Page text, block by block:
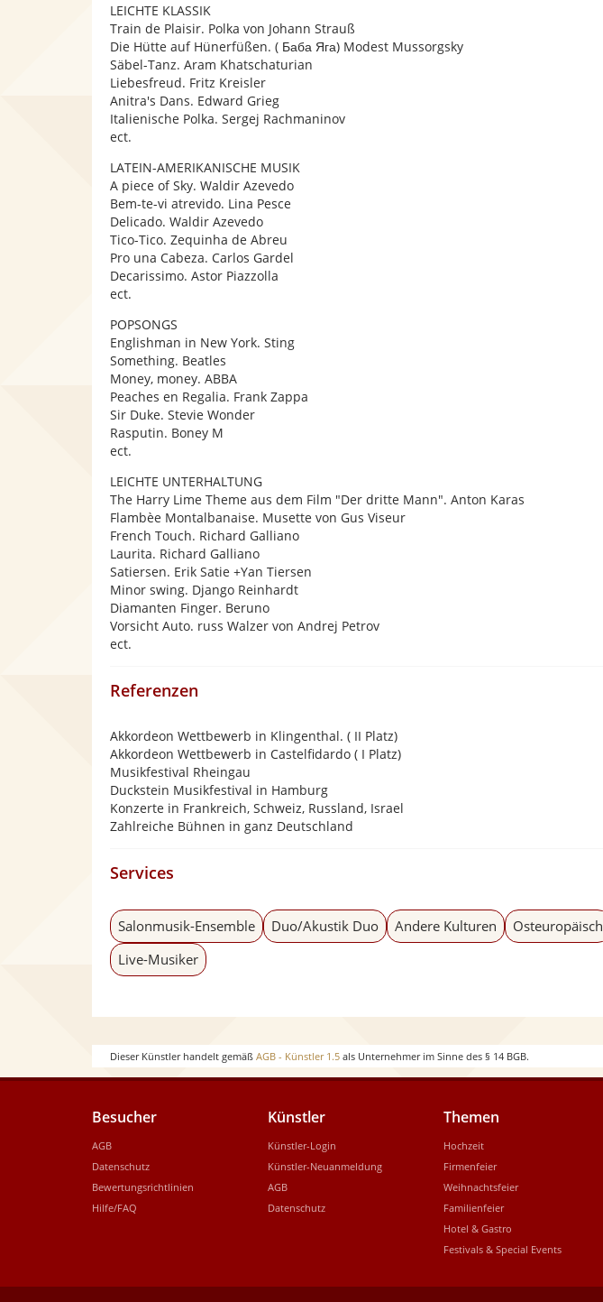
LEICHTE KLASSIK
Train de Plaisir. Polka von Johann Strauß
Die Hütte auf Hünerfüßen. ( Баба Яга) Modest Mussorgsky
Säbel-Tanz. Aram Khatschaturian
Liebesfreud. Fritz Kreisler
Anitra's Dans. Edward Grieg
Italienische Polka. Sergej Rachmaninov
ect.
LATEIN-AMERIKANISCHE MUSIK
A piece of Sky. Waldir Azevedo
Bem-te-vi atrevido. Lina Pesce
Delicado. Waldir Azevedo
Tico-Tico. Zequinha de Abreu
Pro una Cabeza. Carlos Gardel
Decarissimo. Astor Piazzolla
ect.
POPSONGS
Englishman in New York. Sting
Something. Beatles
Money, money. ABBA
Peaches en Regalia. Frank Zappa
Sir Duke. Stevie Wonder
Rasputin. Boney M
ect.
LEICHTE UNTERHALTUNG
The Harry Lime Theme aus dem Film "Der dritte Mann". Anton Karas
Flambèe Montalbanaise. Musette von Gus Viseur
French Touch. Richard Galliano
Laurita. Richard Galliano
Satiersen. Erik Satie +Yan Tiersen
Minor swing. Django Reinhardt
Diamanten Finger. Beruno
Vorsicht Auto. russ Walzer von Andrej Petrov
ect.
Referenzen
Akkordeon Wettbewerb in Klingenthal. ( II Platz)
Akkordeon Wettbewerb in Castelfidardo ( I Platz)
Musikfestival Rheingau
Duckstein Musikfestival in Hamburg
Konzerte in Frankreich, Schweiz, Russland, Israel
Zahlreiche Bühnen in ganz Deutschland
Services
Salonmusik-Ensemble Duo/Akustik Duo Andere Kulturen Osteuropäisch
Live-Musiker
Dieser Künstler handelt gemäß AGB - Künstler 1.5 als Unternehmer im Sinne des § 14 BGB.
Besucher
AGB
Datenschutz
Bewertungsrichtlinien
Hilfe/FAQ
Künstler
Künstler-Login
Künstler-Neuanmeldung
AGB
Datenschutz
Themen
Hochzeit
Firmenfeier
Weihnachtsfeier
Familienfeier
Hotel & Gastro
Festivals & Special Events